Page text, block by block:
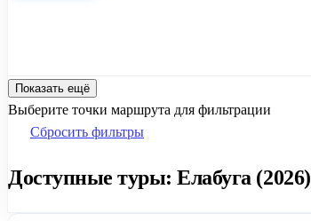
Показать ещё
Выберите точки маршрута для фильтрации
Сбросить фильтры
Доступные туры: Елабуга (2026)